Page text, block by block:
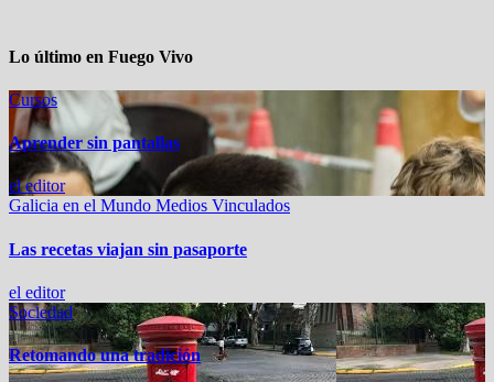
Lo último en Fuego Vivo
Cursos
Aprender sin pantallas
el editor
Galicia en el Mundo Medios Vinculados
Las recetas viajan sin pasaporte
el editor
Sociedad
Retomando una tradición